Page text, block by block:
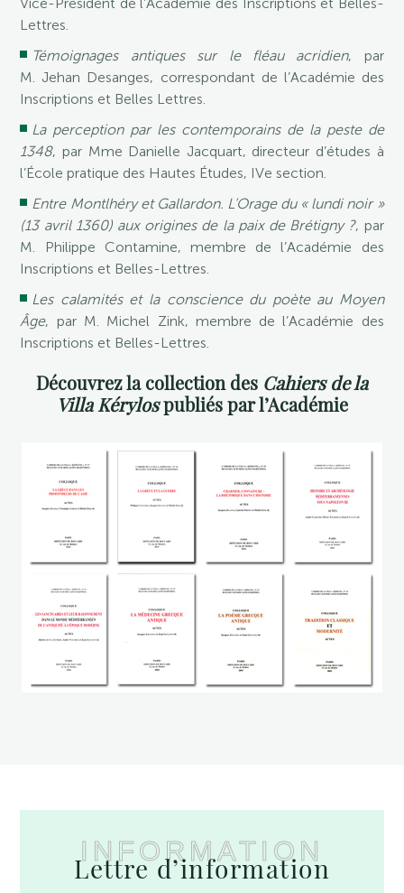
Lettres.
Témoignages antiques sur le fléau acridien, par
M. Jehan Desanges, correspondant de l’Académie des
Inscriptions et Belles Lettres.
La perception par les contemporains de la peste de
1348, par Mme Danielle Jacquart, directeur d’études à
l’École pratique des Hautes Études, IVe section.
Entre Montlhéry et Gallardon. L’Orage du « lundi noir »
(13 avril 1360) aux origines de la paix de Brétigny ?, par
M. Philippe Contamine, membre de l’Académie des
Inscriptions et Belles-Lettres.
Les calamités et la conscience du poète au Moyen
Âge, par M. Michel Zink, membre de l’Académie des
Inscriptions et Belles-Lettres.
Découvrez la collection des Cahiers de la
Villa Kérylospubliés par l’Académie
INFORMATION
Lettre d’information